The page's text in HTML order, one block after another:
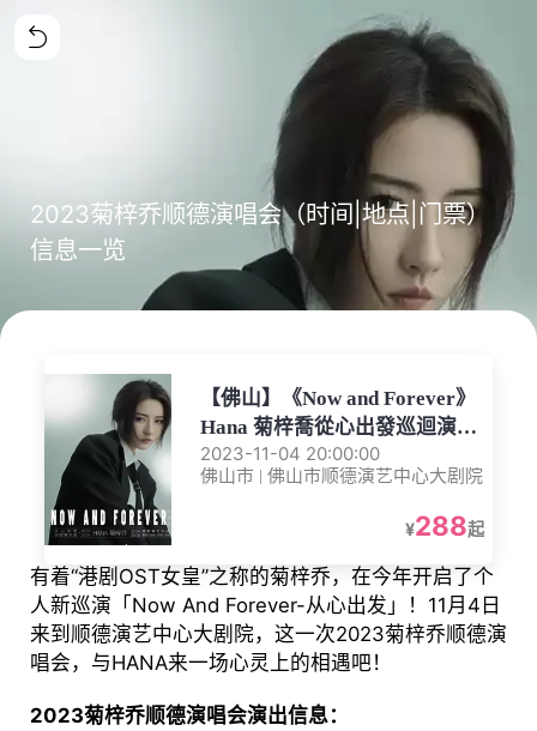
2023菊梓乔顺德演唱会（时间|地点|门票）
信息一览
【佛山】《Now and Forever》
Hana 菊梓喬從心出發巡迴演唱
會——顺德站
2023-11-04 20:00:00
佛山市 | 佛山市顺德演艺中心大剧院
¥288起
有着“港剧OST女皇”之称的菊梓乔，在今年开启了个
人新巡演「Now And Forever-从心出发」！11月4日
来到顺德演艺中心大剧院，这一次2023菊梓乔顺德演
唱会，与HANA来一场心灵上的相遇吧！
2023菊梓乔顺德演唱会演出信息：